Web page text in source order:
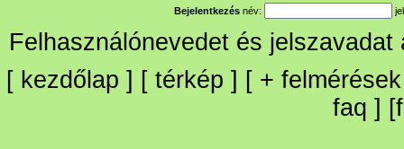
Bejelentkezés név:
Felhasználónevedet és
[ kezdőlap ] [ térkép ] [ + felmérések
faq ] [